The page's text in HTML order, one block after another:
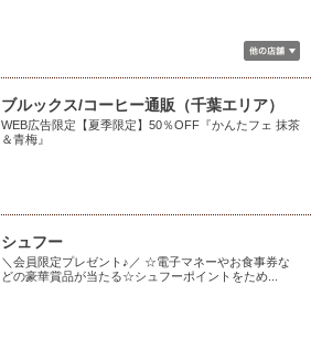
ブルックス/コーヒー通販（千葉エリア）
WEB広告限定【夏季限定】50％OFF『かんたフェ 抹茶
＆青梅』
シュフー
＼会員限定プレゼント♪／ ☆電子マネーやお食事券な
どの豪華賞品が当たる☆シュフーポイントをため...